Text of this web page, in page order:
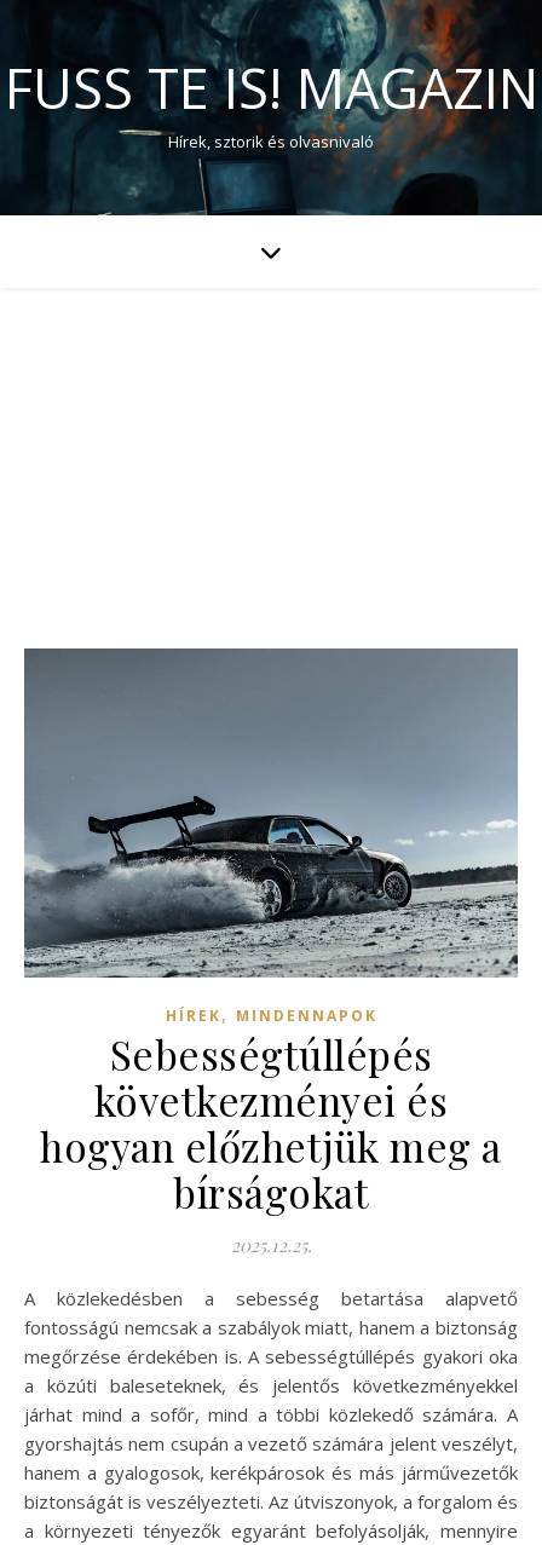
FUSS TE IS! MAGAZIN
Hírek, sztorik és olvasnivaló
HÍREK, MINDENNAPOK
Sebességtúllépés
következményei és
hogyan előzhetjük meg a
bírságokat
2025.12.25.
A közlekedésben a sebesség betartása alapvető
fontosságú nemcsak a szabályok miatt, hanem a biztonság
megőrzése érdekében is. A sebességtúllépés gyakori oka
a közúti baleseteknek, és jelentős következményekkel
járhat mind a sofőr, mind a többi közlekedő számára. A
gyorshajtás nem csupán a vezető számára jelent veszélyt,
hanem a gyalogosok, kerékpárosok és más járművezetők
biztonságát is veszélyezteti. Az útviszonyok, a forgalom és
a környezeti tényezők egyaránt befolyásolják, mennyire